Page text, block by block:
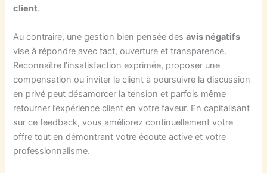
client.
Au contraire, une gestion bien pensée desavis négatifs
vise à répondre avec tact, ouverture et transparence.
Reconnaître l’insatisfaction exprimée, proposer une
compensation ou inviter le client à poursuivre la discussion
en privé peut désamorcer la tension et parfois même
retourner l’expérience client en votre faveur. En capitalisant
sur ce feedback, vous améliorez continuellement votre
offre tout en démontrant votre écoute active et votre
professionnalisme.